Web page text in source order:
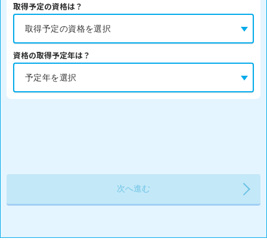
取得予定の資格は？
資格の取得予定年は？